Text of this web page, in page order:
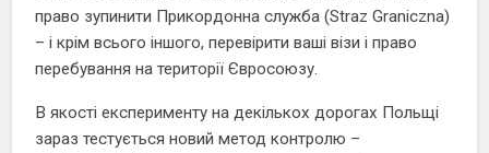
право зупинити Прикордонна служба (Straz Graniczna)
– і крім всього іншого, перевірити ваші візи і право
перебування на території Євросоюзу.
В якості експерименту на декількох дорогах Польщі
зараз тестується новий метод контролю –